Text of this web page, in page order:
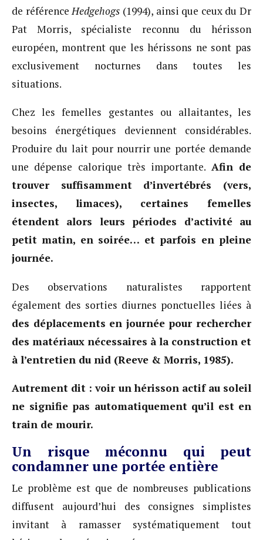
de référenceHedgehogs (1994), ainsi que ceux du Dr
Pat Morris, spécialiste reconnu du hérisson
européen, montrent que les hérissons ne sont pas
exclusivement nocturnes dans toutes les
situations.
Chez les femelles gestantes ou allaitantes, les
besoins énergétiques deviennent considérables.
Produire du lait pour nourrir une portée demande
une dépense calorique très importante. Afin de
trouver suffisamment d’invertébrés (vers,
insectes, limaces), certaines femelles
étendent alors leurs périodes d’activité au
petit matin, en soirée… et parfois en pleine
journée.
Des observations naturalistes rapportent
également des sorties diurnes ponctuelles liées à
des déplacements en journée pour rechercher
des matériaux nécessaires à la construction et
à l’entretien du nid (Reeve & Morris, 1985).
Autrement dit : voir un hérisson actif au soleil
ne signifie pas automatiquement qu’il est en
train de mourir.
Un risque méconnu qui peut
condamner une portée entière
Le problème est que de nombreuses publications
diffusent aujourd’hui des consignes simplistes
invitant à ramasser systématiquement tout